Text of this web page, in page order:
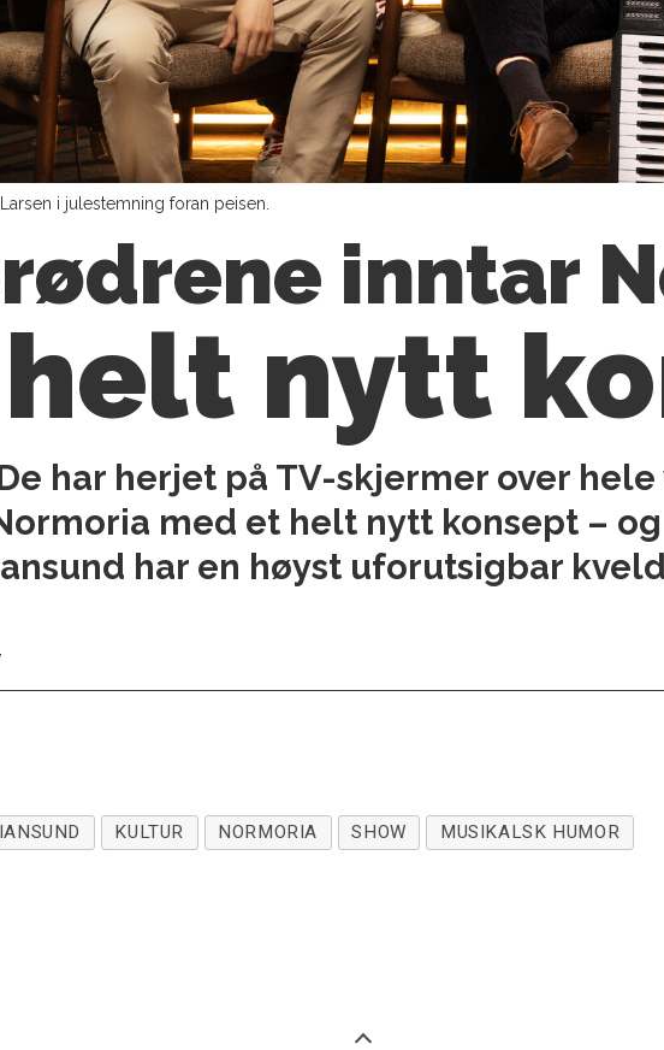
i julestemning foran peisen.
inntar
nytt
De har herjet på TV-skjermer over
med et helt nytt konsept –
har en høyst uforutsigbar
KULTUR NORMORIA SHOW MUSIKALSK HUMOR